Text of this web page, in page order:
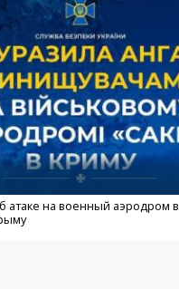
атаке на военный аэродром в